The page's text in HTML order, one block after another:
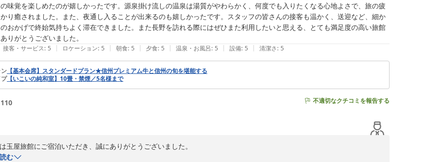
快適にお過ごしいただき、朝刊サービスなどのささやかなおもてなしにも目を留めていただけたこと、さらにスタッフへ
お言葉まで頂戴し、感謝の気持ちでいっぱいです。
わらかな新緑、秋には色鮮やかな紅葉と、別所温泉は季節ごとに異なる魅力をお楽しみいただけます。
季節を変えてお越しいただき、その時ならではの景色や旬のお料理、温泉をご満喫いただけましたら幸いです。
いできます日を、スタッフ一同心より楽しみにお待ち申し上げております。
誠にありがとうございました。
25
味覚を楽しめたのが嬉しかったです。源泉掛け流しの温泉は湯質がやわらかく、何度でも入りたくなる心地よさで、旅の疲
り癒されました。また、夜通し入ることが出来るのも嬉しかったです。スタッフの皆さんの接客も温かく、送迎など、細か
おかげで終始気持ちよく滞在できました。また長野を訪れる際にはぜひまた利用したいと思える、とても満足度の高い旅館
りがとうございました。
接客・サービス: 5 | ロケーション: 5 | 朝食: 5 | 夕食: 5 | 温泉・お風呂: 5 | 設備: 5 | 清潔さ: 5
【基本会席】スタンダードプラン★信州プレミアム牛と信州の旬を堪能する
【いこいの純和室】10畳・禁煙／5名様まで
110 不適切なクチコミを報告する
玉屋旅館にご宿泊いただき、誠にありがとうございました。
む